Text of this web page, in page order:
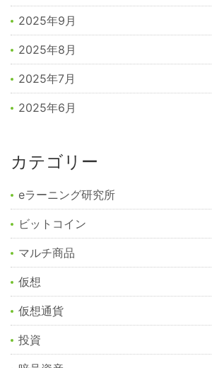
2025年9月
2025年8月
2025年7月
2025年6月
カテゴリー
eラーニング研究所
ビットコイン
マルチ商品
仮想
仮想通貨
投資